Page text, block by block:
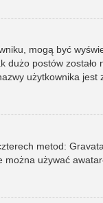
mogą być
postów
użytkownika
metod:
używać